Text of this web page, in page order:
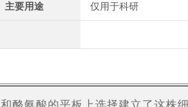
主要用途 仅用于科研
酪氨酸的平板上选择建立了这株细